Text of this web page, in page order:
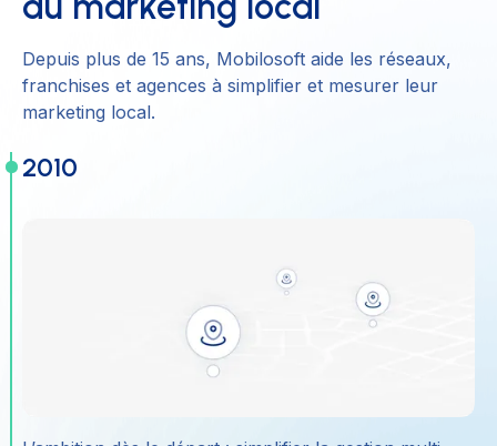
Depuis plus de 15 ans, Mobilosoft aide les réseaux,
franchises et agences à simplifier et mesurer leur
marketing local.
2010